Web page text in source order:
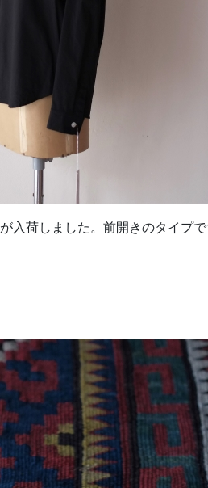
入荷しました。前開きのタイプで